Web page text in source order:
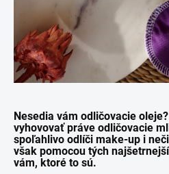
Nesedia vám odličovacie
vyhovovať práve odličovacie
spoľahlivo odlíči make-up i
však pomocou tých
vám, ktoré to sú.